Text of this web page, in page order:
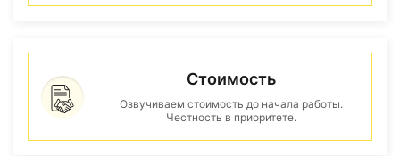
Стоимость
Озвучиваем стоимость до начала работы.
Честность в приоритете.